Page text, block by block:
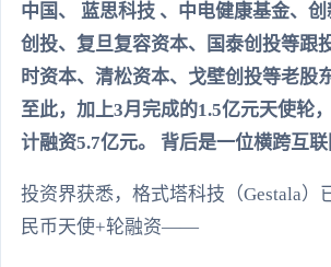
中国、 蓝思科技 、中电健康基金、
创投、复旦复容资本、国泰创投等跟
时资本、清松资本、戈壁创投等老股
至此，加上3月完成的1.5亿元天使轮
计融资5.7亿元。 背后是一位横跨互联
投资界获悉，格式塔科技（Gestala）
民币天使+轮融资——